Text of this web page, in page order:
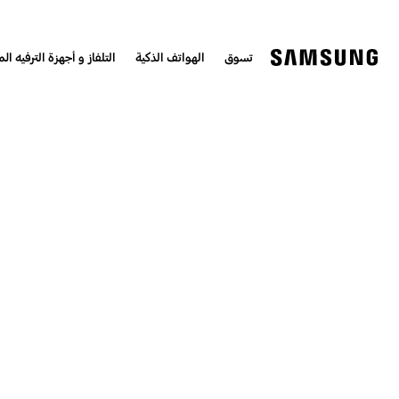
تسوق الهواتف الذكية التلفاز و أجهزة الترفيه